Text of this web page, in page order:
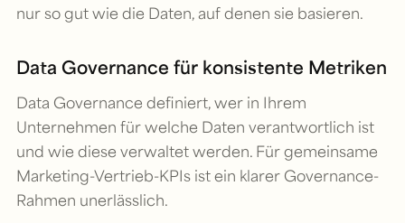
nur so gut wie die Daten, auf denen sie basieren.
Data Governance für konsistente Metriken
Data Governance definiert, wer in Ihrem
Unternehmen für welche Daten verantwortlich ist
und wie diese verwaltet werden. Für gemeinsame
Marketing-Vertrieb-KPIs ist ein klarer Governance-
Rahmen unerlässlich.